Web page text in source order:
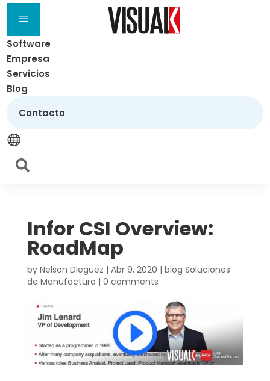
a
Software
Empresa
Servicios
Blog
Contacto


Infor CSI Overview:
RoadMap
by Nelson Dieguez | Abr 9, 2020 | blog Soluciones
de Manufactura | 0 comments